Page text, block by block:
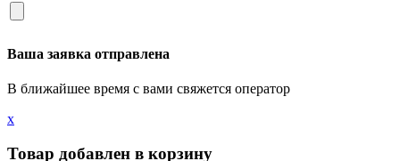
Ваша заявка отправлена
В ближайшее время с вами свяжется оператор
х
Товар добавлен в корзину